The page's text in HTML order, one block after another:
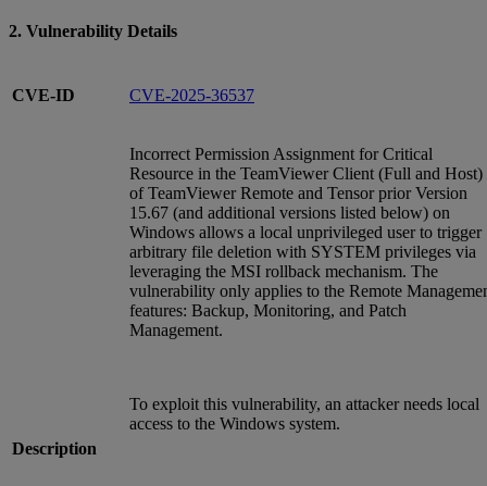
2. Vulnerability Details
CVE-ID CVE-2025-36537
Description
Incorrect Permission Assignment for Critical
Resource in the TeamViewer Client (Full and Host)
of TeamViewer Remote and Tensor prior Version
15.67 (and additional versions listed below) on
Windows allows a local unprivileged user to trigger
arbitrary file deletion with SYSTEM privileges via
leveraging the MSI rollback mechanism. The
vulnerability only applies to the Remote
features: Backup, Monitoring, and Patch
Management.
To exploit this vulnerability, an attacker needs local
access to the Windows system.